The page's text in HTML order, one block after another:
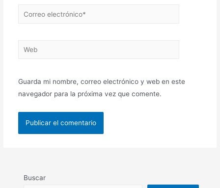
Correo
Web
Guarda mi nombre, correo electrónico y web en este
navegador para la próxima vez que comente.
Buscar